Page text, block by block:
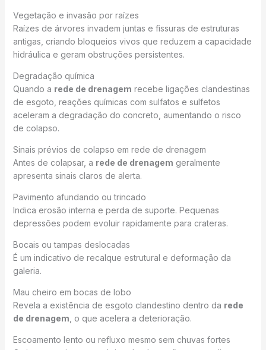
Vegetação e invasão por raízes
Raízes de árvores invadem juntas e fissuras de estruturas
antigas, criando bloqueios vivos que reduzem a capacidade
hidráulica e geram obstruções persistentes.
Degradação química
Quando a rede de drenagem recebe ligações clandestinas
de esgoto, reações químicas com sulfatos e sulfetos
aceleram a degradação do concreto, aumentando o risco
de colapso.
Sinais prévios de colapso em rede de drenagem
Antes de colapsar, a rede de drenagem geralmente
apresenta sinais claros de alerta.
Pavimento afundando ou trincado
Indica erosão interna e perda de suporte. Pequenas
depressões podem evoluir rapidamente para crateras.
Bocais ou tampas deslocadas
É um indicativo de recalque estrutural e deformação da
galeria.
Mau cheiro em bocas de lobo
Revela a existência de esgoto clandestino dentro da rede
de drenagem , o que acelera a deterioração.
Escoamento lento ou refluxo mesmo sem chuvas fortes